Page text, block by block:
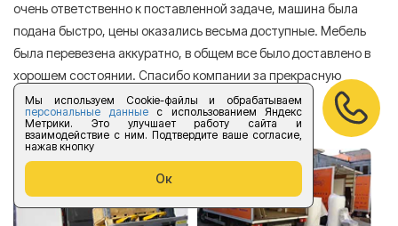
Мы используем Cookie-файлы и обрабатываем
персональные данныес использованием Яндекс
Метрики. Это улучшает работу сайта и
взаимодействие с ним. Подтвердите ваше согласие,
нажав кнопку
Ок
очень ответственно к поставленной задаче, машина была
подана быстро, цены оказались весьма доступные. Мебель
была перевезена аккуратно, в общем все было доставлено в
хорошем состоянии. Спасибо компании за прекрасную
работу!
Елизавета Андроновна